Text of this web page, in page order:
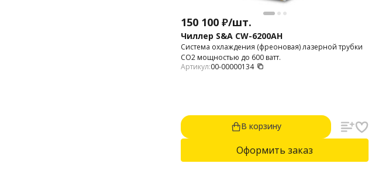
150 100 ₽/шт.
Чиллер S&A CW-6200AH
Система охлаждения (фреоновая) лазерной трубки
CO2 мощностью до 600 ватт.
Артикул:00-00000134
В корзину
Оформить заказ